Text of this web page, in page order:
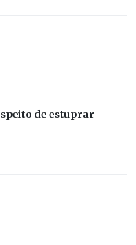
de estuprar